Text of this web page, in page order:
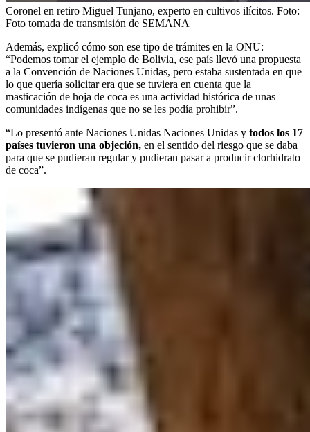
Coronel en retiro Miguel Tunjano, experto en cultivos ilícitos. Foto:
Foto tomada de transmisión de SEMANA
Además, explicó cómo son ese tipo de trámites en la ONU:
“Podemos tomar el ejemplo de Bolivia, ese país llevó una propuesta
a la Convención de Naciones Unidas, pero estaba sustentada en que
lo que quería solicitar era que se tuviera en cuenta que la
masticación de hoja de coca es una actividad histórica de unas
comunidades indígenas que no se les podía prohibir”.
“Lo presentó ante Naciones Unidas Naciones Unidas y todos los 17
países tuvieron una objeción, en el sentido del riesgo que se daba
para que se pudieran regular y pudieran pasar a producir clorhidrato
de coca”.